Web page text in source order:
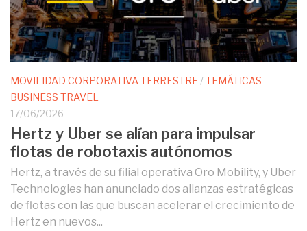
MOVILIDAD CORPORATIVA TERRESTRE /TEMÁTICAS
BUSINESS TRAVEL
17/06/2026
Hertz y Uber se alían para impulsar
flotas de robotaxis autónomos
Hertz, a través de su filial operativa Oro Mobility, y Uber
Technologies han anunciado dos alianzas estratégicas
de flotas con las que buscan acelerar el crecimiento de
Hertz en nuevos...